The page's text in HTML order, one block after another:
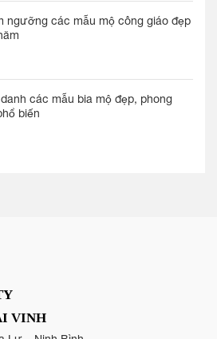
ngưỡng các mẫu mộ công giáo đẹp
các mẫu bia mộ đẹp, phong
biến
VINH